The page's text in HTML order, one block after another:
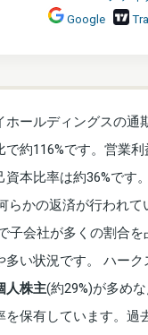
Google
ホールディングスの通
で約116%です。営業
本比率は約36%です。
らかの返済が行われ
子会社が多くの割合
多い状況です。 ハー
人株主(約29%)が多めな
を保有しています。過